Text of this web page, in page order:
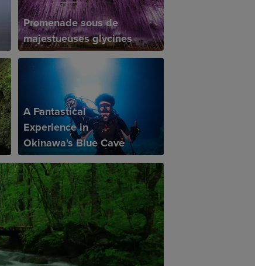
Promenade sous de
majestueuses glycines
A Fantastical
Experience in
Okinawa's Blue Cave